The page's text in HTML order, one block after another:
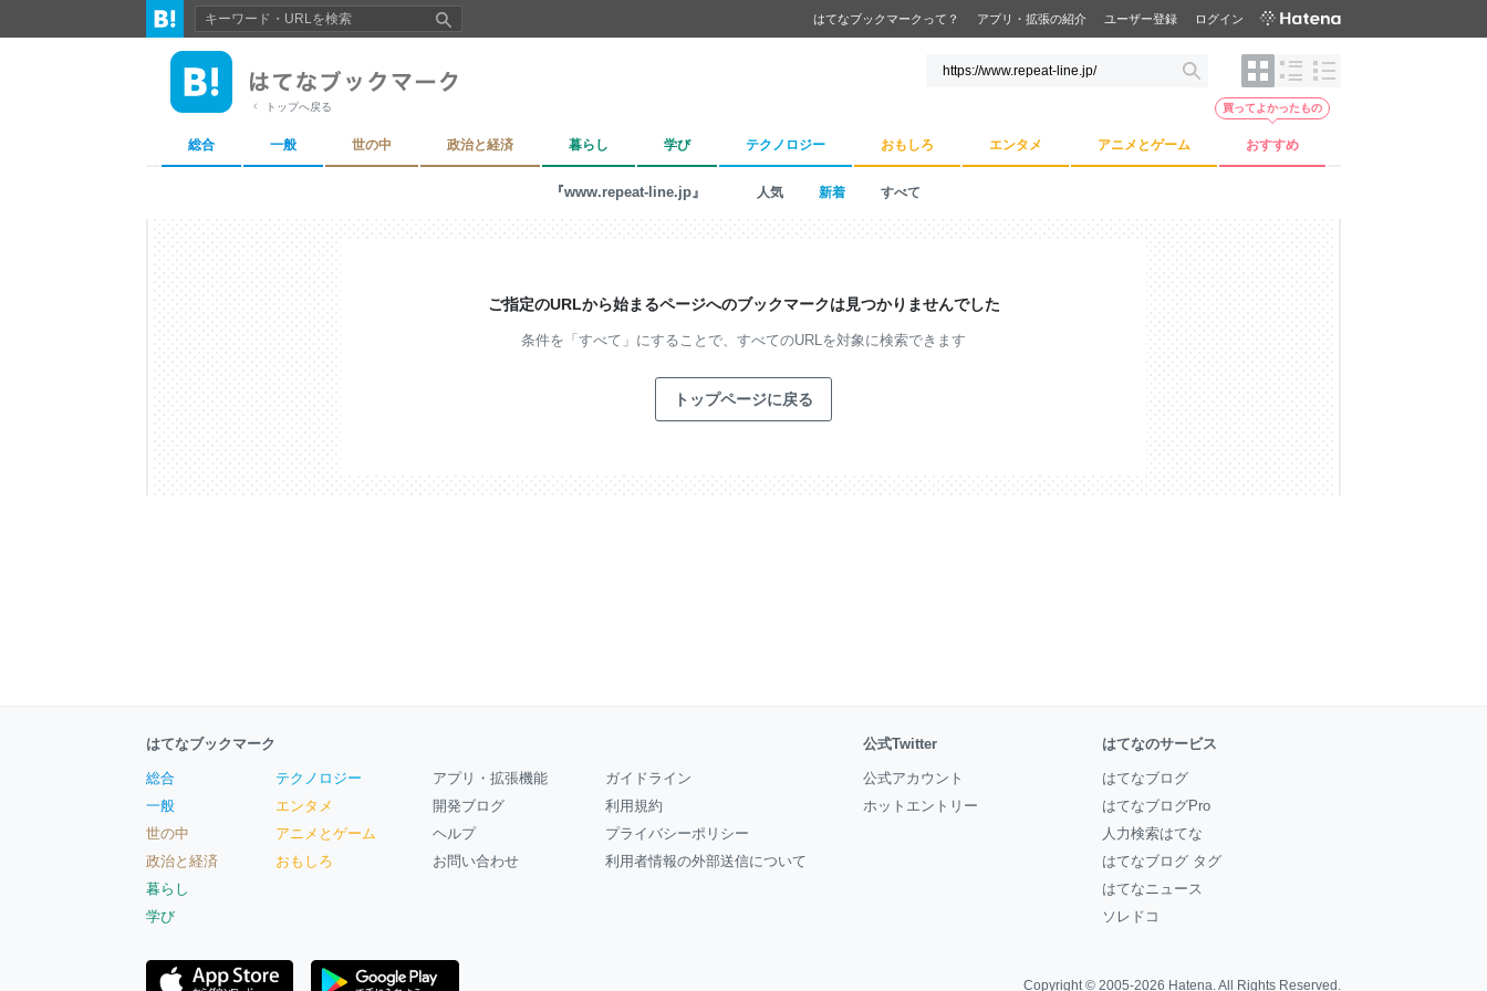
はてなブックマークって？ アプリ・拡張の紹介 ユーザー登録 ログイン
トップへ戻る
総合 一般 世の中 政治と経済 暮らし 学び テクノロジー おもしろ エンタメ アニメとゲーム おすすめ
買ってよかったもの
『www.repeat-line.jp』 人気 新着 すべて
ご指定のURLから始まるページへのブックマークは見つかりませんでした
条件を「すべて」にすることで、 すべてのURLを対象に検索できます
トップページに戻る
はてなブックマーク
総合
一般
世の中
政治と経済
暮らし
学び
テクノロジー
エンタメ
アニメとゲーム
おもしろ
アプリ・拡張機能
開発ブログ
ヘルプ
お問い合わせ
ガイドライン
利用規約
プライバシーポリシー
利用者情報の外部送信について
公式Twitter
公式アカウント
ホットエントリー
はてなのサービス
はてなブログ
はてなブログPro
人力検索はてな
はてなブログ タグ
はてなニュース
ソレドコ
Copyright © 2005-2026 Hatena. All Rights Reserved.